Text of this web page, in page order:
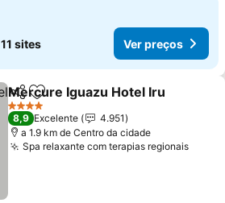
11 sites Ver preços
PartilharAdicionar aos favoritos
Mercure Iguazu Hotel Iru
4 Estrelas
8,9 Excelente
4.951
a 1.9 km de Centro da cidade
Spa relaxante com terapias regionaisVer